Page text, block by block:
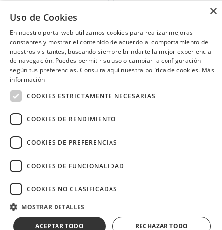
¿Necesitas ayuda? (02) 298 1300
Derechos reservados.
×
Uso de Cookies
En nuestro portal web utilizamos cookies para realizar mejoras
constantes y mostrar el contenido de acuerdo al comportamiento de
nuestros visitantes, buscando siempre brindarte la mejor experiencia
de navegación. Puedes permitir su uso o cambiar la configuración
según tus preferencias. Consulta aquí nuestra política de cookies. Más
información
COOKIES ESTRICTAMENTE NECESARIAS
COOKIES DE RENDIMIENTO
COOKIES DE PREFERENCIAS
COOKIES DE FUNCIONALIDAD
COOKIES NO CLASIFICADAS
MOSTRAR DETALLES
ACEPTAR TODO RECHAZAR TODO